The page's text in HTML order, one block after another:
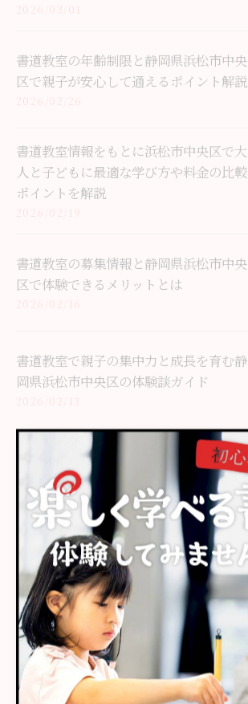
2026/03/01
書道教室の年齢制限と静岡県浜松市中央
区で親子が安心して通えるポイント解説
2026/02/26
書道教室情報をもとに浜松市中央区で大
人と子どもに最適な学び方や料金の比較
ポイントを解説
2026/02/19
書道教室の募集情報と静岡県浜松市中央
区で体験できるメリットとは
2026/02/16
書道教室で親子の集中力と成長を育む静
岡県浜松市中央区の体験談ガイド
2026/02/13
書道教室を静岡県浜松市中央区で開業す
るための資格や料金設定、集客の実践ポ
イント
2026/02/10
書道教室で上級を目指す静岡県浜松市中
央区の大人向け選び方ガイド
2026/02/08
書道教室や習い事選びで静岡県浜松市中
央区の魅力と続けやすさを比較調査
2026/02/05